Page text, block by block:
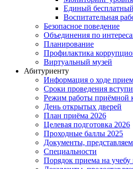
Единый
Воспитательная
Безопасное поведение
Объединения по
Планирование
Профилактика
Виртуальный музей
Абитуриенту
Информация о ходе
Сроки проведения
Режим работы приёмной
День открытых дверей
План приёма 2026
Целевая подготовка 2026
Проходные баллы 2025
Документы,
Специальности
Порядок приема на